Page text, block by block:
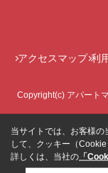
アクセスマップ 利
Copyright(c) アパート
当サイトでは、お客様の
して、クッキー（Cookie
詳しくは、当社の 「